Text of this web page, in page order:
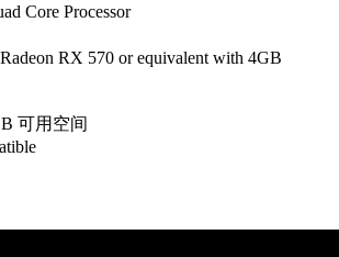
Core Processor
RX 570 or equivalent with 4GB
可用空间